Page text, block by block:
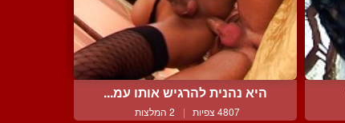
היא נהנית להרגיש אותו עמ...
4807 צפיות | 2 המלצות